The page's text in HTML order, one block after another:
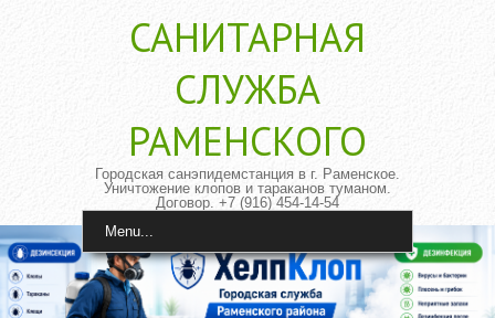
САНИТАРНАЯ
CЛУЖБА
РАМЕНСКОГО
Городская санэпидемстанция в г. Раменское.
Уничтожение клопов и тараканов туманом.
Договор. +7 (916) 454-14-54
Menu...